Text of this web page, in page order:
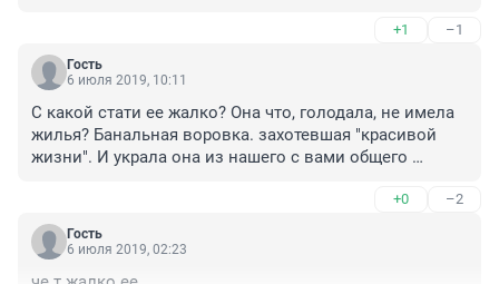
от этого п.... банк4а!!!!!! А теперь всю семью и детей
загнобят. ЗА ЧТОООООО!!!!!!!!!!!!!!!!!!!!!!!!!!!!!!!!!!!!!!!!!!!!!!!!!!!!!!
+1 –1
Гость
6 июля 2019, 10:11
С какой стати ее жалко? Она что, голодала, не имела
жилья? Банальная воровка. захотевшая "красивой
жизни". И украла она из нашего с вами общего
+0 –2
Гость
6 июля 2019, 02:23